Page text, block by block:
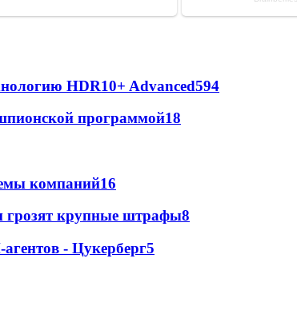
HDR10+ Advanced594
программой18
компаний16
грозят крупные штрафы8
- Цукерберг5